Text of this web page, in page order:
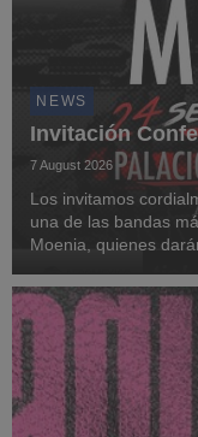
NEWS
Invitación
7 August 2026
Los invitamos
una de las bandas
Moenia, quienes